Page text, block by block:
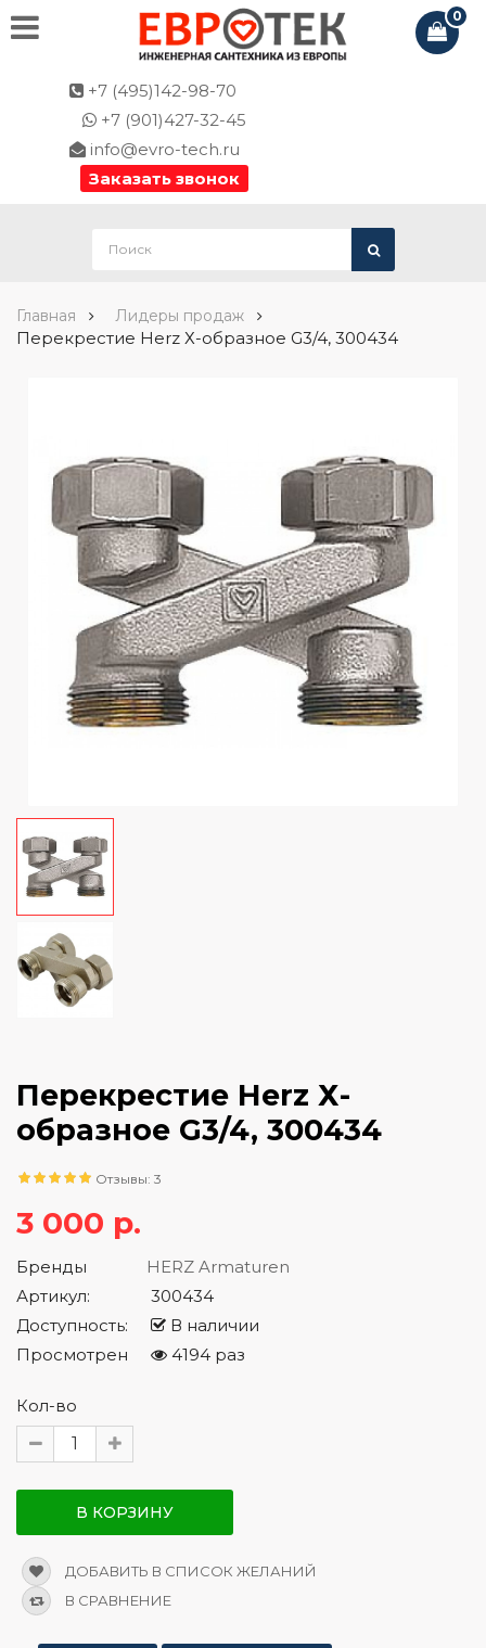
+7 (495)142-98-70
+7 (901)427-32-45
info@evro-tech.ru
Заказать звонок
0
Главная Лидеры продаж
Перекрестие Herz Х-образное G3/4, 300434
Перекрестие Herz Х-
образное G3/4, 300434
Отзывы: 3
3 000 р.
Бренды
HERZ Armaturen
Артикул:
300434
Доступность:
В наличии
Просмотрен
4194 раз
Кол-во
В КОРЗИНУ
ДОБАВИТЬ В СПИСОК ЖЕЛАНИЙ
В СРАВНЕНИЕ